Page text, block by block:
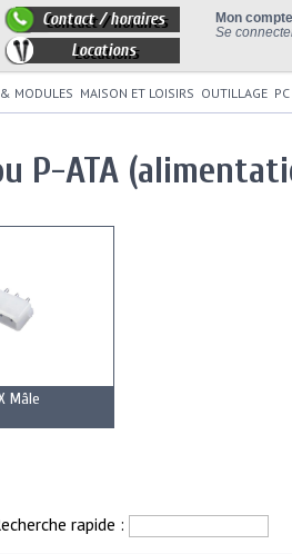
Mon compte
Se
Contact / horaires
Locations
MODULES MAISON ET LOISIRS OUTILLAGE
P-ATA
Mâle
rapide :